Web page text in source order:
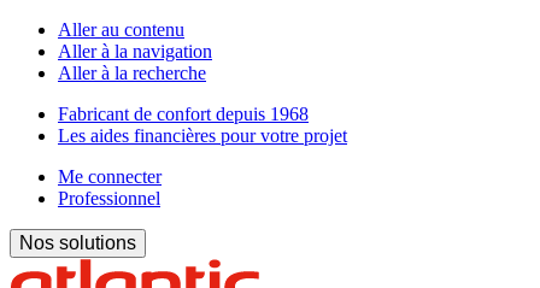
Aller au contenu
Aller à la navigation
Aller à la recherche
Fabricant de confort depuis 1968
Les aides financières pour votre projet
Me connecter
Professionnel
Nos solutions